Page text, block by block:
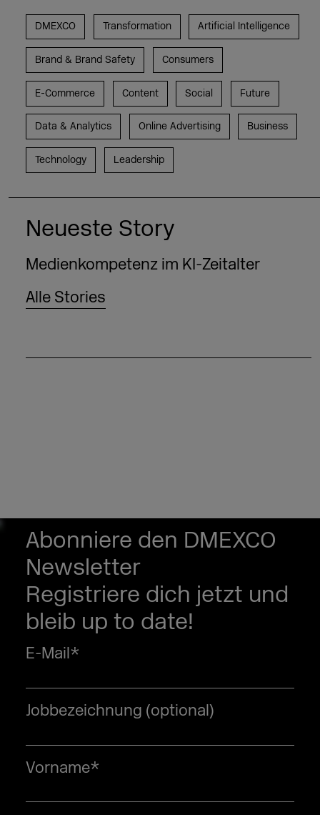
DMEXCO Transformation Artificial Intelligence
Brand & Brand Safety Consumers
E-Commerce Content Social Future
Data & Analytics Online Advertising Business
Technology Leadership
Neueste Story
Medienkompetenz im KI-Zeitalter
Alle Stories
Abonniere den DMEXCO
Newsletter
Registriere dich jetzt und
bleib up to date!
E-Mail*
Jobbezeichnung (optional)
Vorname*